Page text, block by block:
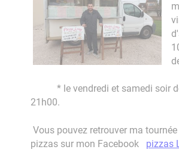
* le vendredi et samedi soir
21h00.
Vous pouvez retrouver ma
pizzas sur mon Facebook pizzas